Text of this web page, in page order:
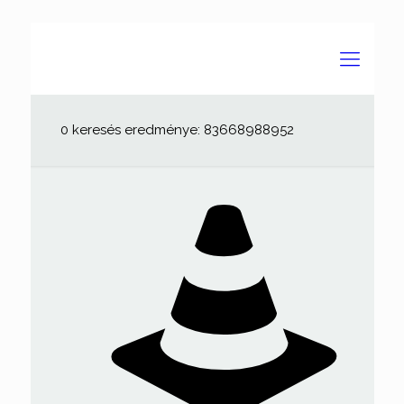
0 keresés eredménye: 83668988952